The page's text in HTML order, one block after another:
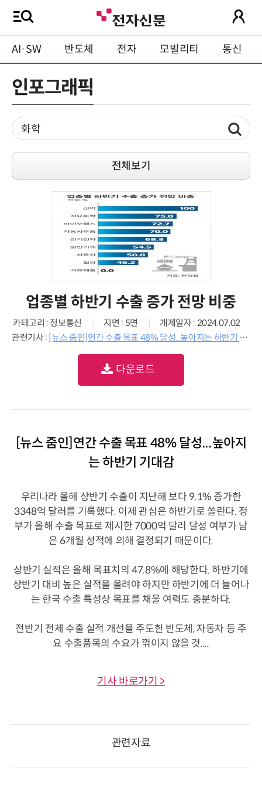
AI·SW 반도체 전자 모빌리티 통신
인포그래픽
전체보기
업종별 하반기 수출 증가 전망 비중
카테고리 : 정보통신 지면 : 5면
개제일자 : 2024.07.02
관련기사 : [뉴스 줌인]연간 수출 목표 48% 달성...높아지는 하반기 기대감
다운로드
[뉴스 줌인]연간 수출 목표 48% 달성...높아지
는 하반기 기대감
우리나라 올해 상반기 수출이 지난해 보다 9.1% 증가한
3348억 달러를 기록했다. 이제 관심은 하반기로 쏠린다. 정
부가 올해 수출 목표로 제시한 7000억 달러 달성 여부가 남
은 6개월 성적에 의해 결정되기 때문이다.
상반기 실적은 올해 목표치의 47.8%에 해당한다. 하반기에
상반기 대비 높은 실적을 올려야 하지만 하반기에 더 늘어나
는 한국 수출 특성상 목표를 채울 여력도 충분하다.
전반기 전체 수출 실적 개선을 주도한 반도체, 자동차 등 주
요 수출품목의 수요가 꺾이지 않을 것....
기사 바로가기 >
관련자료